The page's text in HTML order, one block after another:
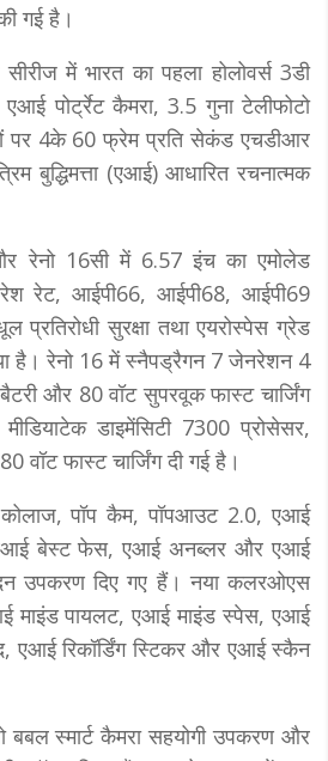
गई है।
में भारत का पहला होलोवर्स 3डी
पोर्ट्रेट कैमरा, 3.5 गुना टेलीफोटो
पर 4के 60 फ्रेम प्रति सेकंड एचडीआर
बुद्धिमत्ता (एआई) आधारित रचनात्मक
रेनो 16सी में 6.57 इंच का एमोलेड
रेट, आईपी66, आईपी68, आईपी69
सुरक्षा तथा एयरोस्पेस ग्रेड
है। रेनो 16 में स्नैपड्रैगन 7 जेनरेशन 4
और 80 वॉट सुपरवूक फास्ट चार्जिंग
डाइमेंसिटी 7300 प्रोसेसर,
वॉट फास्ट चार्जिंग दी गई है।
कोलाज, पॉप कैम, पॉपआउट 2.0, एआई
बेस्ट फेस, एआई अनब्लर और एआई
उपकरण दिए गए हैं। नया कलरओएस
माइंड पायलट, एआई माइंड स्पेस, एआई
एआई रिकॉर्डिंग स्टिकर और एआई स्कैन
स्मार्ट कैमरा सहयोगी उपकरण और